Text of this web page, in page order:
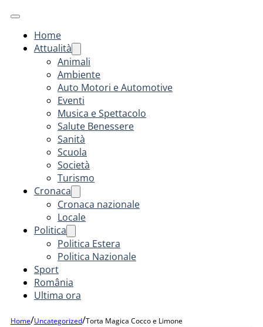
Home
Attualità
Animali
Ambiente
Auto Motori e Automotive
Eventi
Musica e Spettacolo
Salute Benessere
Sanità
Scuola
Società
Turismo
Cronaca
Cronaca nazionale
Locale
Politica
Politica Estera
Politica Nazionale
Sport
România
Ultima ora
Home/Uncategorized/Torta Magica Cocco e Limone